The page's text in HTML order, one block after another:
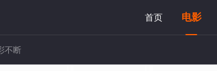
首页 电影